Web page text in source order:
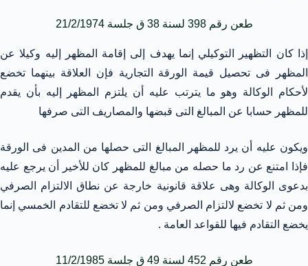
طعن رقم 398 لسنة 38 ق جلسة 21/2/1974
إذا كان التظهير التوكيلي إنما يهدف إلى إقامة المظهر إليه وكيلا عن
المظهر فى تحصيل قيمة الورقة التجارية فإن العلاقة بينهما تخضع
لأحكام الوكالة وهو ما يترتب عليه أن يلتزم المظهر إليه بأن يقدم
للمظهر حسابا عن المبالغ التى قبضها والمصاريف التى صرفها
ويكون عليه أن يرد للمظهر المبالغ التى حصلها من المدين فى الورقة
فإذا امتنع عن رد ما حصله من مبالغ للمظهر كان للأخير أن يرجع عليه
بدعوى الوكالة وهى علاقة قانونية خارجة عن نطاق الالتزام الصرفي
ومن ثم لا تخضع لالتزام الصرفي ومن ثم لا تخضع للتقادم الخمسي إنما
يخضع التقادم فيها للقواعد العامة .
طعن رقم 452 لسنة 49 ق جلسة 11/2/1985